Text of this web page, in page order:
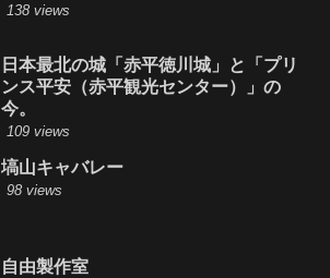
138 views
日本最北の城「赤平徳川城」と「プリ
ンス平安（赤平観光センター）」の
今。
109 views
塙山キャバレー
98 views
自由製作室